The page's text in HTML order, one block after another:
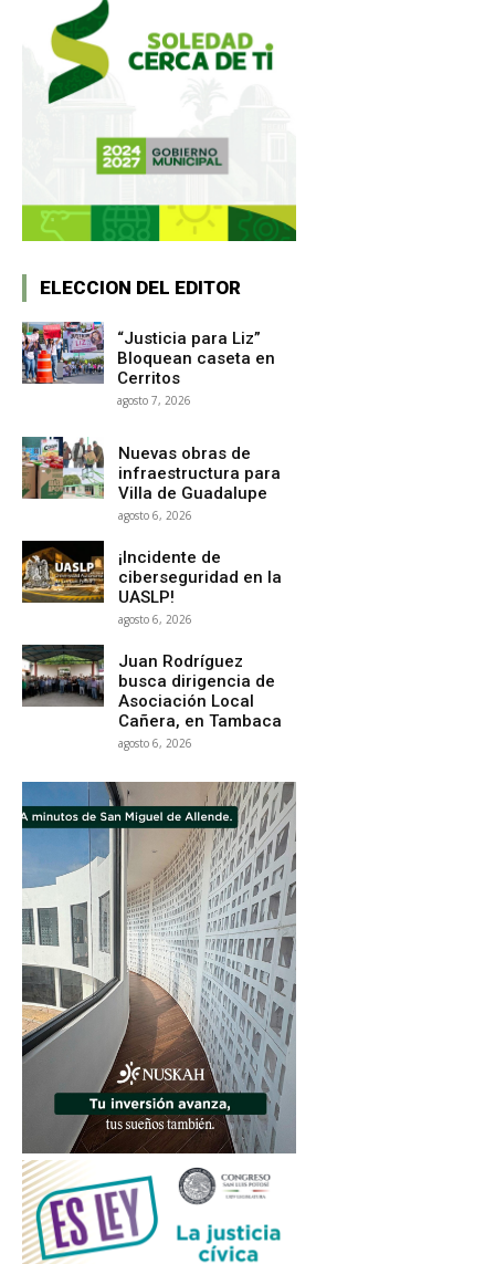
ELECCION DEL EDITOR
“Justicia para Liz”
Bloquean caseta en
Cerritos
agosto 7, 2026
Nuevas obras de
infraestructura para
Villa de Guadalupe
agosto 6, 2026
¡Incidente de
ciberseguridad en la
UASLP!
agosto 6, 2026
Juan Rodríguez
busca dirigencia de
Asociación Local
Cañera, en Tambaca
agosto 6, 2026